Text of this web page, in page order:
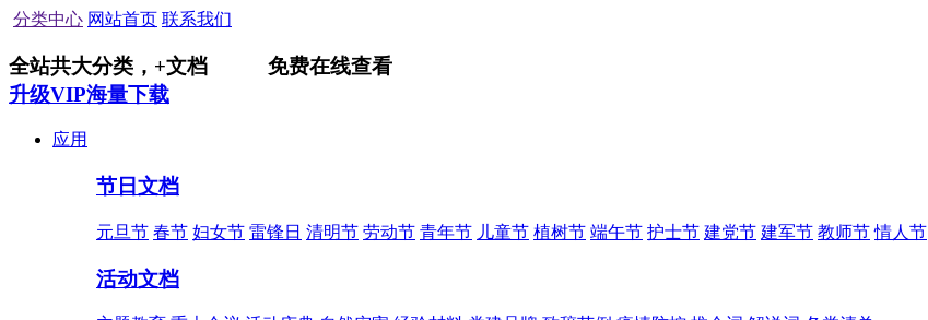
分类中心 网站首页 联系我们
全站共大分类， +文档
免费在线查看
升级VIP海量下载
应用
节日文档
元旦节 春节 妇女节 雷锋日 清明节 劳动节 青年节 儿童节 植树节 端午节 护士节 建党节 建军节 教师节 情人节
活动文档